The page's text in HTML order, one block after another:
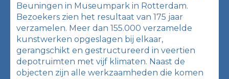
Beuningen in Museumpark in Rotterdam.
Bezoekers zien het resultaat van 175 jaar
verzamelen. Meer dan 155.000 verzamelde
kunstwerken opgeslagen bij elkaar,
gerangschikt en gestructureerd in veertien
depotruimten met vijf klimaten. Naast de
objecten zijn alle werkzaamheden die komen